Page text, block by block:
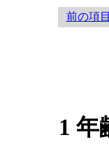
前の項目
1 年